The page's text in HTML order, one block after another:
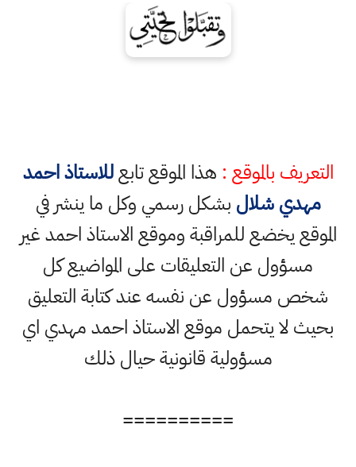
بالموقع : هذا الموقع تابعللاستاذ احمد
شلالبشكل رسمي وكل ما ينشر في
يخضع للمراقبة وموقع الاستاذ احمد غير
عن التعليقات على المواضيع كل
عن نفسه عند كتابة التعليق
يتحمل موقع الاستاذ احمد مهدي اي
مسؤولية قانونية حيال ذلك
==========